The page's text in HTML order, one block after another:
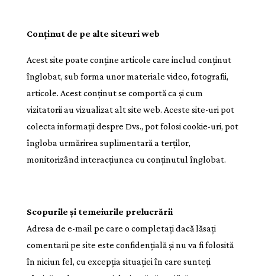
Conținut de pe alte siteuri web
Acest site poate conține articole care includ conținut
înglobat, sub forma unor materiale video, fotografii,
articole. Acest conținut se comportă ca și cum
vizitatorii au vizualizat alt site web. Aceste site-uri pot
colecta informații despre Dvs., pot folosi cookie-uri, pot
îngloba urmărirea suplimentară a terților,
monitorizând interacțiunea cu conținutul înglobat.
Scopurile și temeiurile prelucrării
Adresa de e-mail pe care o completați dacă lăsați
comentarii pe site este confidențială și nu va fi folosită
în niciun fel, cu excepția situației în care sunteți